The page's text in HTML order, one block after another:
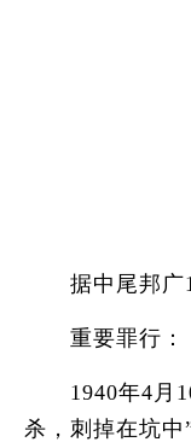
据中尾邦广
重要罪行：
1940年4月10
杀，刺掉在坑